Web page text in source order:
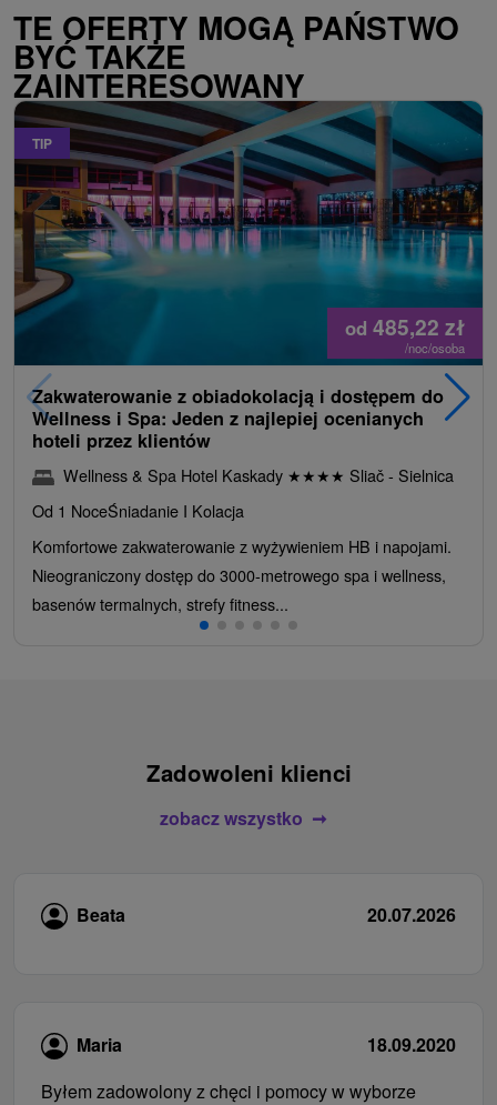
TE OFERTY MOGĄ PAŃSTWO
BYĆ TAKŻE
ZAINTERESOWANY
TIP
od 485,22 zł
/noc/osoba
Zakwaterowanie z obiadokolacją i dostępem do
Wellness i Spa: Jeden z najlepiej ocenianych
hoteli przez klientów
Wellness & Spa Hotel Kaskady ★★★★ Sliač - Sielnica
Od 1 NoceŚniadanie I Kolacja
Komfortowe zakwaterowanie z wyżywieniem HB i napojami.
Nieograniczony dostęp do 3000-metrowego spa i wellness,
basenów termalnych, strefy fitness...
Zadowoleni klienci
zobacz wszystko
Beata 20.07.2026
Maria
18.09.2020
Byłem zadowolony z chęci i pomocy w wyborze